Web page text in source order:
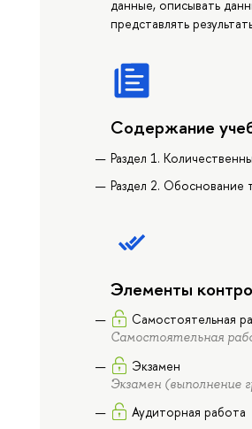
данные, описывать
представлять
Содержание
Раздел 1.
Раздел 2. Обоснование
Элементы
Самостоятельная
Самостоятельная
Экзамен
Экзамен (выполнение
Аудиторная работа